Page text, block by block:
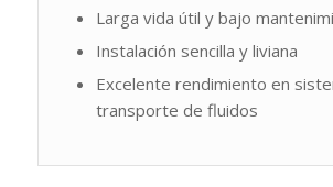
Larga vida útil y bajo
Instalación sencilla y liviana
Excelente rendimiento en
transporte de fluidos